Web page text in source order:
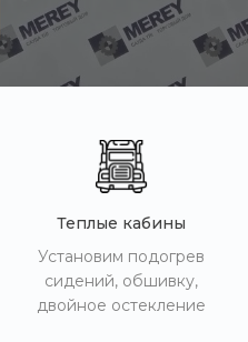
Теплые кабины
Установим подогрев
сидений, обшивку,
двойное остекление